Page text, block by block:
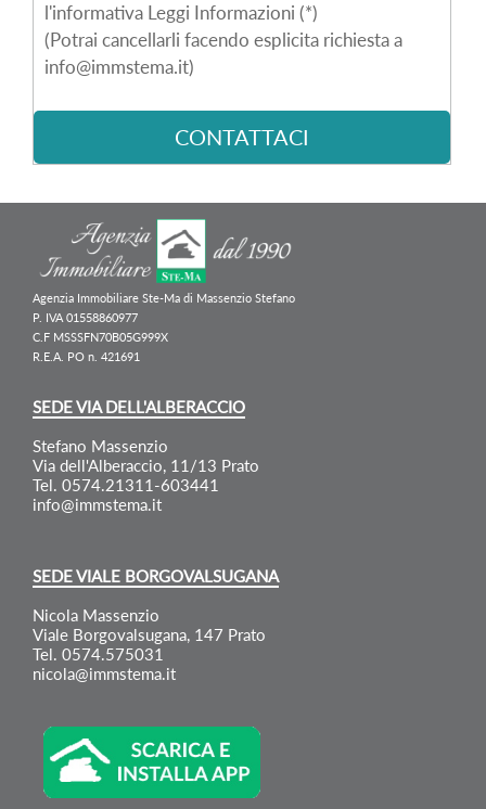
l'informativa Leggi Informazioni (*)
(Potrai cancellarli facendo esplicita richiesta a
info@immstema.it)
Agenzia Immobiliare Ste-Ma di Massenzio Stefano
P. IVA 01558860977
C.F MSSSFN70B05G999X
R.E.A. PO n. 421691
SEDE VIA DELL'ALBERACCIO
Stefano Massenzio
Via dell'Alberaccio, 11/13 Prato
Tel. 0574.21311-603441
info@immstema.it
SEDE VIALE BORGOVALSUGANA
Nicola Massenzio
Viale Borgovalsugana, 147 Prato
Tel. 0574.575031
nicola@immstema.it